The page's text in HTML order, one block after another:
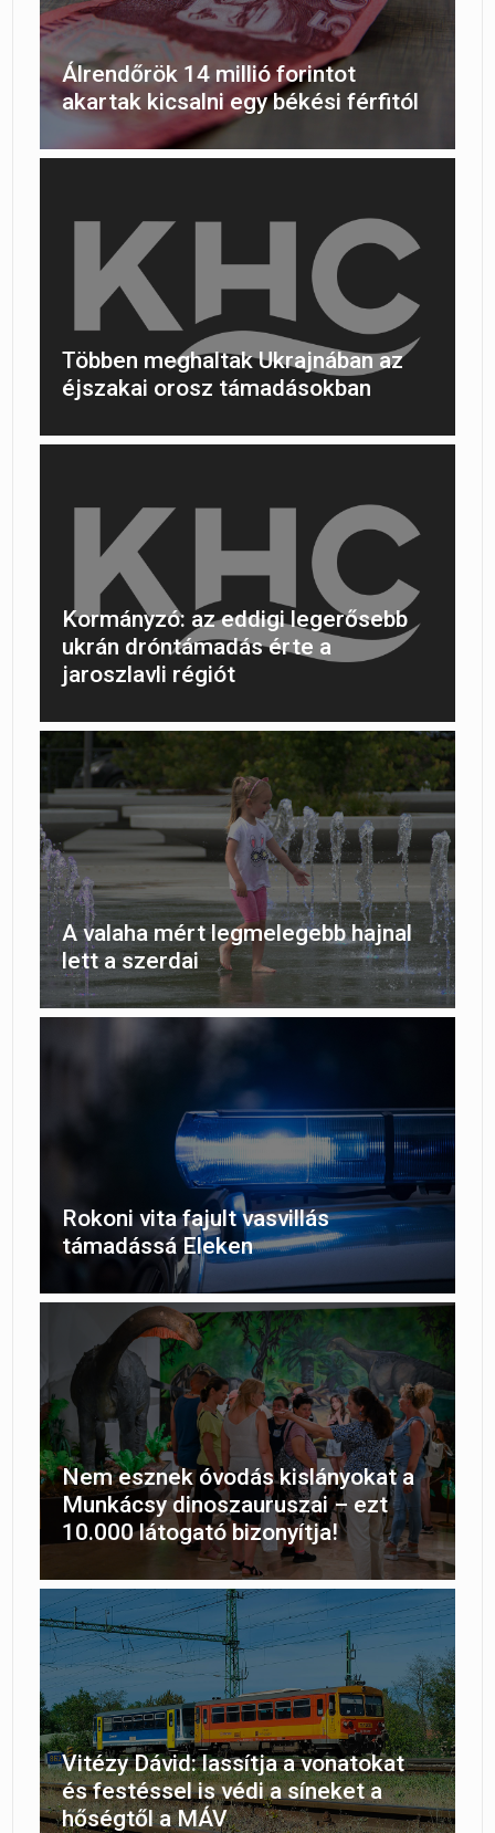
Álrendőrök 14 millió forintot
akartak kicsalni egy békési férfitól
Többen meghaltak Ukrajnában az
éjszakai orosz támadásokban
Kormányzó: az eddigi legerősebb
ukrán dróntámadás érte a
jaroszlavli régiót
A valaha mért legmelegebb hajnal
lett a szerdai
Rokoni vita fajult vasvillás
támadássá Eleken
Nem esznek óvodás kislányokat a
Munkácsy dinoszauruszai – ezt
10.000 látogató bizonyítja!
Vitézy Dávid: lassítja a vonatokat
és festéssel is védi a síneket a
hőségtől a MÁV